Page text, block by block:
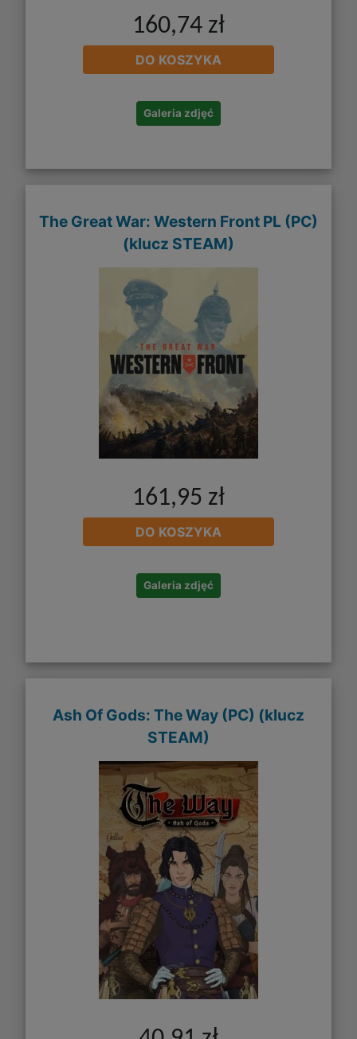
160,74 zł
DO KOSZYKA
Galeria zdjęć
The Great War: Western Front PL (PC)
(klucz STEAM)
161,95 zł
DO KOSZYKA
Galeria zdjęć
Ash Of Gods: The Way (PC) (klucz
STEAM)